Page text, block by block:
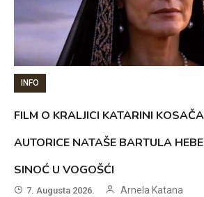
INFO
FILM O KRALJICI KATARINI
AUTORICE NATAŠE BARTULA
SINOĆ U VOGOŠĆI
7. Augusta 2026. Arnela Katana